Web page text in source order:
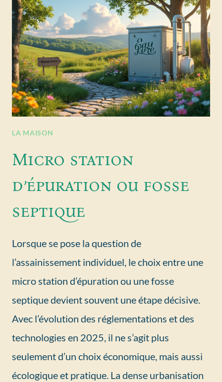
LA MAISON
Micro station
d’épuration ou fosse
septique
Lorsque se pose la question de
l’assainissement individuel, le choix entre une
micro station d’épuration ou une fosse
septique devient souvent une étape décisive.
Avec l’évolution des réglementations et des
technologies en 2025, il ne s’agit plus
seulement d’un choix économique, mais aussi
écologique et pratique. La dense urbanisation